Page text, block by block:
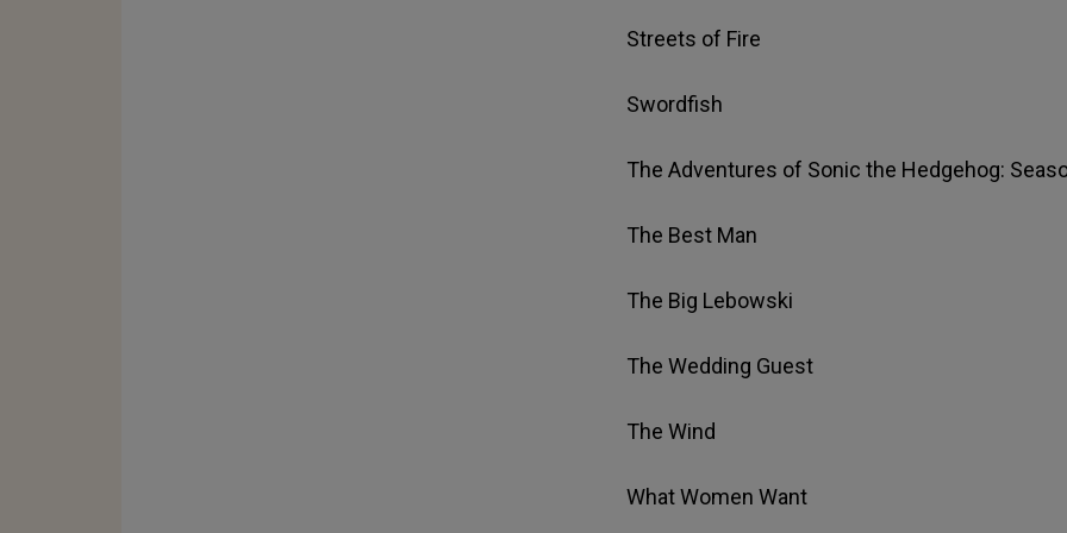
Streets of Fire
Swordfish
The Adventures of Sonic the Hedgehog:
The Best Man
The Big Lebowski
The Wedding Guest
The Wind
What Women Want